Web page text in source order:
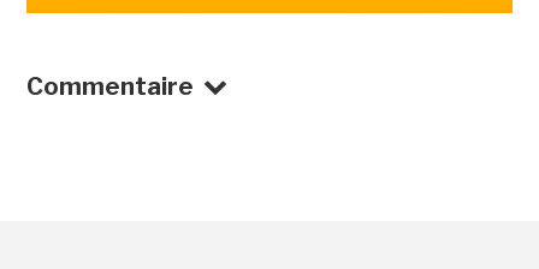
Commentaire